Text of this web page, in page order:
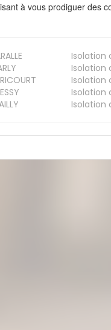
à vous prodiguer des
Isolation
Isolation
Isolation
Isolation
Isolation